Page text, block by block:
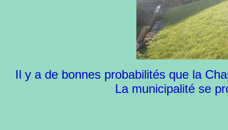
Il y a de bonnes probabilités que la
La municipalité se